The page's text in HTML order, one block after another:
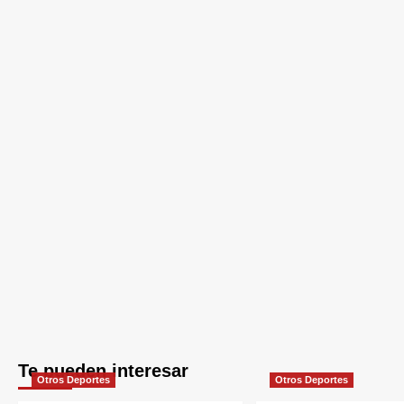
Te pueden interesar
Otros Deportes Otros Deportes